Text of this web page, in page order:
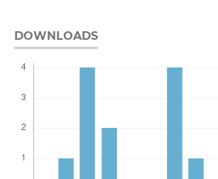
DOWNLOADS